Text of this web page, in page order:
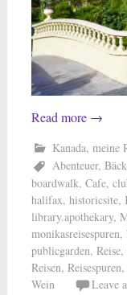
Read more →
Kanada, meine
Abenteuer,
boardwalk, Cafe,
halifax, historicsite,
library.apothekary,
monikasreisespuren,
publicgarden, Reise,
Reisen, Reisespuren,
Wein
Leave